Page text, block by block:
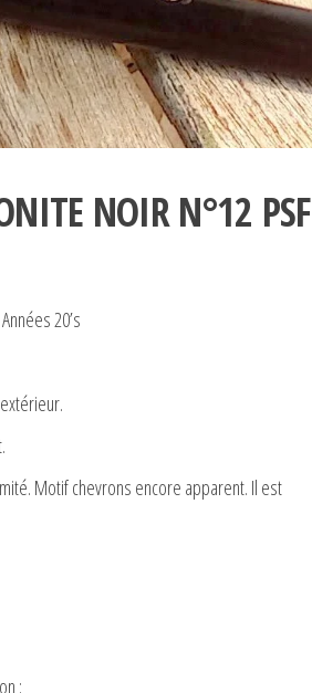
NOIR N°12 PSF
20’s
Motif chevrons encore apparent. Il est
: